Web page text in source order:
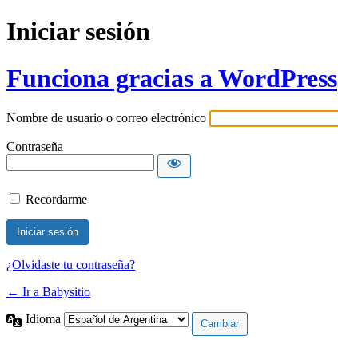
Iniciar sesión
Funciona gracias a WordPress
Nombre de usuario o correo electrónico
Contraseña
Recordarme
¿Olvidaste tu contraseña?
← Ir a Babysitio
Idioma